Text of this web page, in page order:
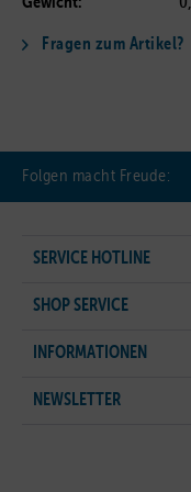
Fragen zum Artikel?
Folgen macht Freude:
SERVICE HOTLINE
SHOP SERVICE
INFORMATIONEN
NEWSLETTER